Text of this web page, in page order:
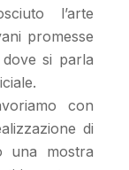
l’arte
promesse
dove si parla
con
di
una mostra